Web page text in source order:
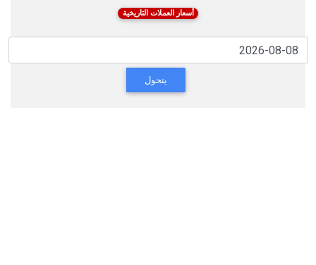
أسعار العملات التاريخية
يتحول